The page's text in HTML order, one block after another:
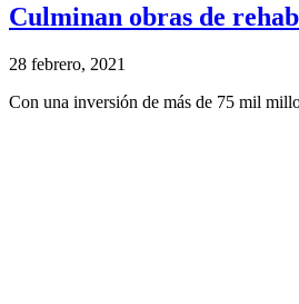
Culminan obras de
28 febrero, 2021
Con una inversión de más de 75 mil